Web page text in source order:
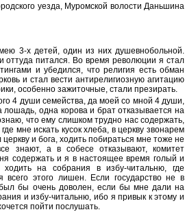
уезда, Муромской волости Даньшина
3-х детей, один из них душевнобольной.
оттуда питался. Во время революции я стал
и убедился, что религия есть обман
и стал вести антирелигиозную агитацию
особенно зажиточные, стали презирать.
4 души семейства, да моей со мной 4 души,
одна корова и брат отказывается на
что ему слишком трудно нас содержать,
мне искать кусок хлеба, в церкву звонарем
и бога, ходить побираться мне тоже не
знают, а в собесе отказывают, комитет
содержать и я в настоящее время голый и
на собрания в избу-читальню, где
всего этого лишен. Если государство не в
бы очень доволен, если бы мне дали на
и избу-читальню, ибо я привык к этому и
пойти послушать.